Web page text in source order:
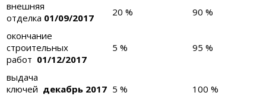
внешняя
отделка 01/09/2017 20 %
90 %
окончание
строительных
работ 01/12/2017
5 % 95 %
выдача
ключей декабрь 2017 5 % 100 %